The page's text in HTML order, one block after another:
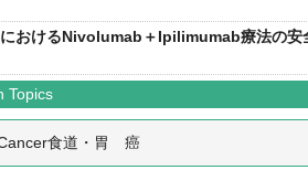
におけるNivolumab＋Ipilimumab療法の安
Topics
食道・胃 癌